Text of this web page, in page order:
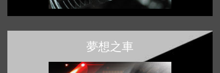
夢想之車